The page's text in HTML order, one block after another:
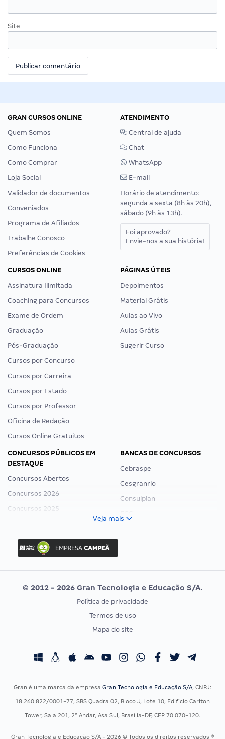
Site
GRAN CURSOS ONLINE
Quem Somos
Como Funciona
Como Comprar
Loja Social
Validador de documentos
Conveniados
Programa de Afiliados
Trabalhe Conosco
Preferências de Cookies
ATENDIMENTO
Central de ajuda
Chat
WhatsApp
E-mail
Horário de atendimento:
segunda a sexta (8h às 20h),
sábado (9h às 13h).
Foi aprovado?
Envie-nos a sua história!
CURSOS ONLINE
Assinatura Ilimitada
Coaching para Concursos
Exame de Ordem
Graduação
Pós-Graduação
Cursos por Concurso
Cursos por Carreira
Cursos por Estado
Cursos por Professor
Oficina de Redação
Cursos Online Gratuitos
PÁGINAS ÚTEIS
Depoimentos
Material Grátis
Aulas ao Vivo
Aulas Grátis
Sugerir Curso
CONCURSOS PÚBLICOS EM
DESTAQUE
Concursos Abertos
Concursos 2026
Concursos 2025
Concurso Ibama
Concurso MPU
Editais publicados
BANCAS DE CONCURSOS
Cebraspe
Cesgranrio
Consulplan
Vunesp
CONCURSOS POR PROFISSÃO
Concursos Fiscais
Concursos Saúde
EXAME DE ORDEM
Calendário OAB
Veja mais
© 2012 - 2026 Gran Tecnologia e Educação S/A.
Política de privacidade
Termos de uso
Mapa do site
Gran é uma marca da empresa Gran Tecnologia e Educação S/A, CNPJ:
18.260.822/0001-77, SBS Quadra 02, Bloco J, Lote 10, Edifício Carlton
Tower, Sala 201, 2º Andar, Asa Sul, Brasília-DF, CEP 70.070-120.
Gran Tecnologia e Educação S/A - 2026 © Todos os direitos reservados ®